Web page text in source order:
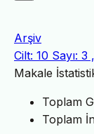
Arşiv
Cilt: 10 Sayı:
Makale
Toplam
Toplam